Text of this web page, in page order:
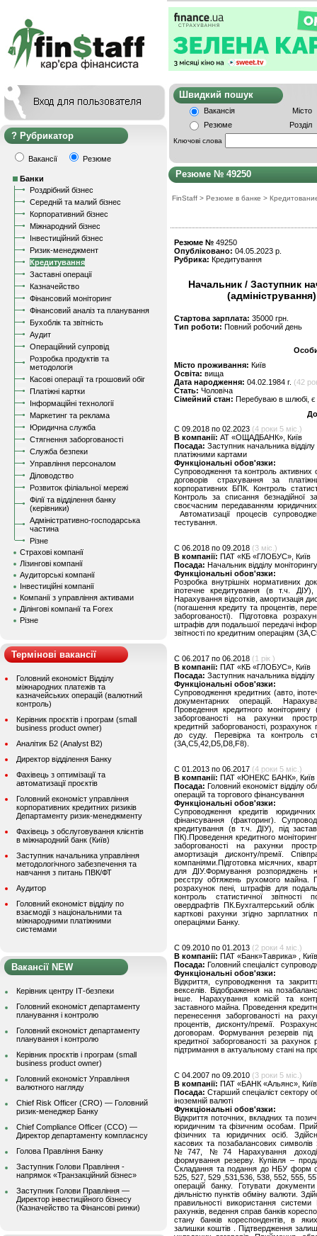
Рубрикатор
Вакансії Резюме
Банки
Роздрібний бізнес
Середній та малий бізнес
Корпоративний бізнес
Міжнародний бізнес
Інвестиційний бізнес
Ризик-менеджмент
Кредитування
Заставні операції
Казначейство
Фінансовий моніторинг
Фінансовий аналіз та планування
Бухоблік та звітність
Аудит
Операційний супровід
Розробка продуктів та
методологія
Касові операції та грошовий обіг
Платіжні картки
Інформаційні технології
Маркетинг та реклама
Юридична служба
Стягнення заборгованості
Служба безпеки
Управління персоналом
Діловодство
Розвиток філіальної мережі
Філії та відділення банку
(керівники)
Адміністративно-господарська
частина
Різне
Страхові компанії
Лізингові компанії
Аудиторські компанії
Інвестиційні компанії
Компанії з управління активами
Ділінгові компанії та Forex
Різне
Термінові вакансії
Головний економіст Відділу
міжнародних платежів та
казначейських операцій (валютний
контроль)
Керівник проєктів і програм (small
business product owner)
Аналітик Б2 (Analyst B2)
Директор відділення Банку
Фахівець з оптимізації та
автоматизації проєктів
Головний економіст управління
корпоративних кредитних ризиків
Департаменту ризик-менеджменту
Фахівець з обслуговування клієнтів
в міжнародний банк (Київ)
Заступник начальника управління
методологічного забезпечення та
навчання з питань ПВК/ФТ
Аудитор
Головний економіст відділу по
взаємодії з національними та
міжнародними платіжними
системами
Вакансії NEW
Керівник центру ІТ-безпеки
Головний економіст департаменту
планування і контролю
Головний економіст департаменту
планування і контролю
Керівник проєктів і програм (small
business product owner)
Головний економіст Управління
валютного нагляду
Chief Risk Officer (CRO) — Головний
ризик-менеджер Банку
Chief Compliance Officer (CCO) —
Директор департаменту комплаєнсу
Голова Правління Банку
Заступник Голови Правління -
напрямок «Транзакційний бізнес»
Заступник Голови Правління —
Директор інвестиційного бізнесу
(Казначейство та Фінансові ринки)
Швидкий
Вакансія
Місто
Резюме
Розділ
Ключові слова
Резюме № 49250
FinStaff > Резюме в банке >
Резюме № 49250
Опубліковано: 04.05.2023 р.
Рубрика: Кредитування
Начальник / Заступник
Стартова зарплата: 35000 грн.
Тип роботи: Повний робочий день
Місто проживання: Київ
Освіта: вища
Дата народження: 04.02.1984 г. (42
Стать: Чоловіча
Сімейний стан: Перебуваю в шлюбі, є
C 09.2018 по 02.2023 (4 роки 5 міс.)
В компанії: АТ «ОЩАДБАНК», Київ
Посада: Заступник начальника
платіжними картами
Функціональні обов'язки:
Супроводження та контроль активних
договорів страхування за
корпоративних БПК. Контроль
Контроль за списання безнадійної
своєчасним передаванням
Автоматизації процесів
тестування.
C 06.2018 по 09.2018 (3 міс.)
В компанії: ПАТ «КБ «ГЛОБУС», Київ
Посада: Начальник відділу
Функціональні обов'язки:
Розробка внутрішніх нормативних
іпотечне кредитування (в т.ч.
Нарахування відсотків, амортизація
(погашення кредиту та процентів,
заборгованості). Підготовка
штрафів для подальшої передачі
звітності по кредитним операціям
C 06.2017 по 06.2018 (1 рік )
В компанії: ПАТ «КБ «ГЛОБУС», Київ
Посада: Заступник начальника
Функціональні обов'язки:
Супроводження кредитних (авто,
документарних операцій.
Проведення кредитного
заборгованості на рахунки
кредитній заборгованості,
до суду. Перевірка та контроль
(3А,С5,42,D5,D8,F8).
C 01.2013 по 06.2017 (4 роки 5 міс.)
В компанії: ПАТ «ЮНЕКС БАНК», Київ
Посада: Головний економіст відділу
операцій та торгового фінансування
Функціональні обов'язки:
Супроводження кредитів
фінансування (факторинг).
кредитування (в т.ч. ДІУ), під
ПК).Проведення кредитного
заборгованості на рахунки
амортизація дисконту/премії.
компаніями.Підготовка місячних,
для ДІУ.Формування розпоряджень
реєстру обтяжень рухомого майна.
розрахунок пені, штрафів для
контроль статистичної звітності
овердрафтів ПК.Бухгалтерський
карткові рахунки згідно
операціями Банку.
C 09.2010 по 01.2013 (2 роки 4 міс.)
В компанії: ПАТ «Банк»Таврика» , Київ
Посада: Головний спеціаліст
Функціональні обов'язки:
Відкриття, супроводження та
векселів. Відображення на
інше. Нарахування комісій та
заставного майна. Проведення
перенесення заборгованості на
процентів, дисконту/премії.
договорам. Формування резервів під
кредитної заборгованості за
підтримання в актуальному стані на
C 04.2007 по 09.2010 (3 роки 5 міс.)
В компанії: ПАТ «БАНК «Альянс», Київ
Посада: Старший спеціаліст сектору
іноземній валюті
Функціональні обов'язки:
Відкриття поточних, вкладних та
юридичним та фізичним особам.
фізичних та юридичних осіб.
касових та позабалансових
№747, №74 Нарахування доходів
формування резерву. Купівля –
Складання та подання до НБУ форм
525, 527, 529 ,531,536, 538, 552, 555,
операцій банку. Готувати
діяльністю пунктів обміну валюти.
правильності використання
рахунків, ведення справ банків
стану банків кореспондентів, в
залишки коштів . Підтвердження